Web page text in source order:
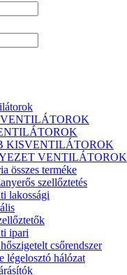
KISVENTILÁTOROK
VENTILÁTOROK
összes terméke
szellőztetés
lakossági
ipari
csőrendszer
légelosztó hálózat